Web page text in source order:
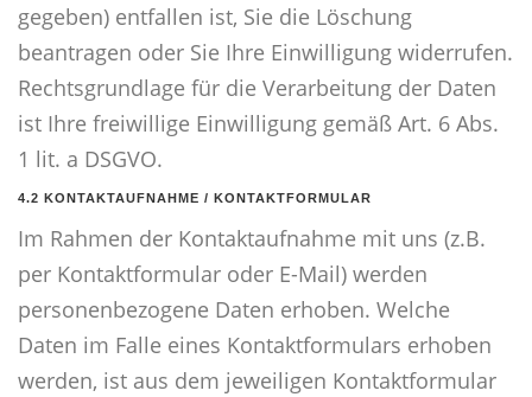
gegeben) entfallen ist, Sie die Löschung
beantragen oder Sie Ihre Einwilligung widerrufen.
Rechtsgrundlage für die Verarbeitung der Daten
ist Ihre freiwillige Einwilligung gemäß Art. 6 Abs.
1 lit. a DSGVO.
4.2 KONTAKTAUFNAHME / KONTAKTFORMULAR
Im Rahmen der Kontaktaufnahme mit uns (z.B.
per Kontaktformular oder E-Mail) werden
personenbezogene Daten erhoben. Welche
Daten im Falle eines Kontaktformulars erhoben
werden, ist aus dem jeweiligen Kontaktformular